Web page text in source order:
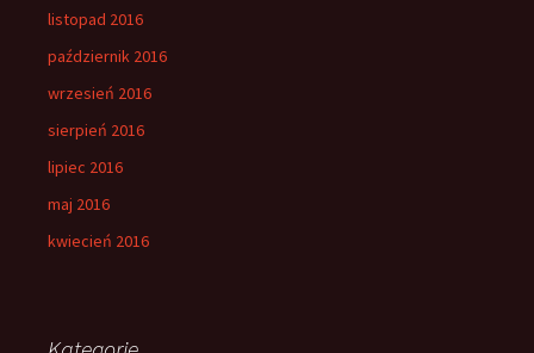
listopad 2016
październik 2016
wrzesień 2016
sierpień 2016
lipiec 2016
maj 2016
kwiecień 2016